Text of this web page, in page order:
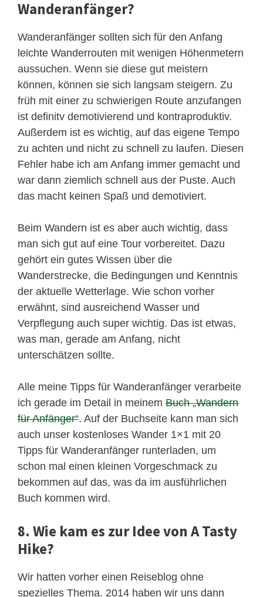
Wanderanfänger?
Wanderanfänger sollten sich für den Anfang
leichte Wanderrouten mit wenigen Höhenmetern
aussuchen. Wenn sie diese gut meistern
können, können sie sich langsam steigern. Zu
früh mit einer zu schwierigen Route anzufangen
ist definitv demotivierend und kontraproduktiv.
Außerdem ist es wichtig, auf das eigene Tempo
zu achten und nicht zu schnell zu laufen. Diesen
Fehler habe ich am Anfang immer gemacht und
war dann ziemlich schnell aus der Puste. Auch
das macht keinen Spaß und demotiviert.
Beim Wandern ist es aber auch wichtig, dass
man sich gut auf eine Tour vorbereitet. Dazu
gehört ein gutes Wissen über die
Wanderstrecke, die Bedingungen und Kenntnis
der aktuelle Wetterlage. Wie schon vorher
erwähnt, sind ausreichend Wasser und
Verpflegung auch super wichtig. Das ist etwas,
was man, gerade am Anfang, nicht
unterschätzen sollte.
Alle meine Tipps für Wanderanfänger verarbeite
ich gerade im Detail in meinem Buch „Wandern
für Anfänger“. Auf der Buchseite kann man sich
auch unser kostenloses Wander 1×1 mit 20
Tipps für Wanderanfänger runterladen, um
schon mal einen kleinen Vorgeschmack zu
bekommen auf das, was da im ausführlichen
Buch kommen wird.
8. Wie kam es zur Idee von A Tasty
Hike?
Wir hatten vorher einen Reiseblog ohne
spezielles Thema. 2014 haben wir uns dann